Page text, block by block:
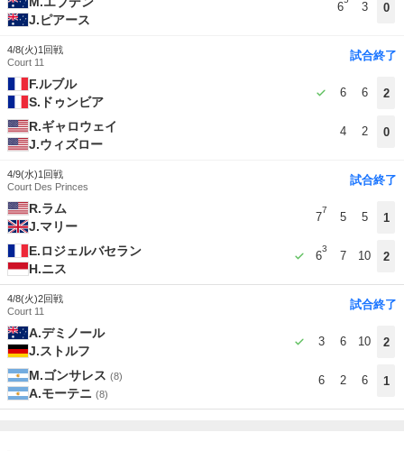
J.ピアース
6 3 0
4/8(火)1回戦
Court 11
試合終了
F.ルブル
S.ドゥンビア
6 6 2
R.ギャロウェイ
J.ウィズロー
4 2 0
4/9(水)1回戦
Court Des Princes
試合終了
R.ラム
J.マリー
7
7
5 5 1
E.ロジェルバセラン
H.ニス
6
3
7 10 2
4/8(火)2回戦
Court 11
試合終了
A.デミノール
J.ストルフ
3 6 10 2
M.ゴンサレス (8)
A.モーテニ (8)
6 2 6 1